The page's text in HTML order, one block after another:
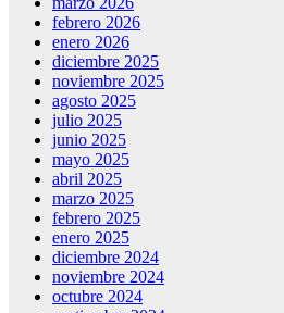
febrero 2026
enero 2026
diciembre 2025
noviembre 2025
agosto 2025
julio 2025
junio 2025
mayo 2025
abril 2025
marzo 2025
febrero 2025
enero 2025
diciembre 2024
noviembre 2024
octubre 2024